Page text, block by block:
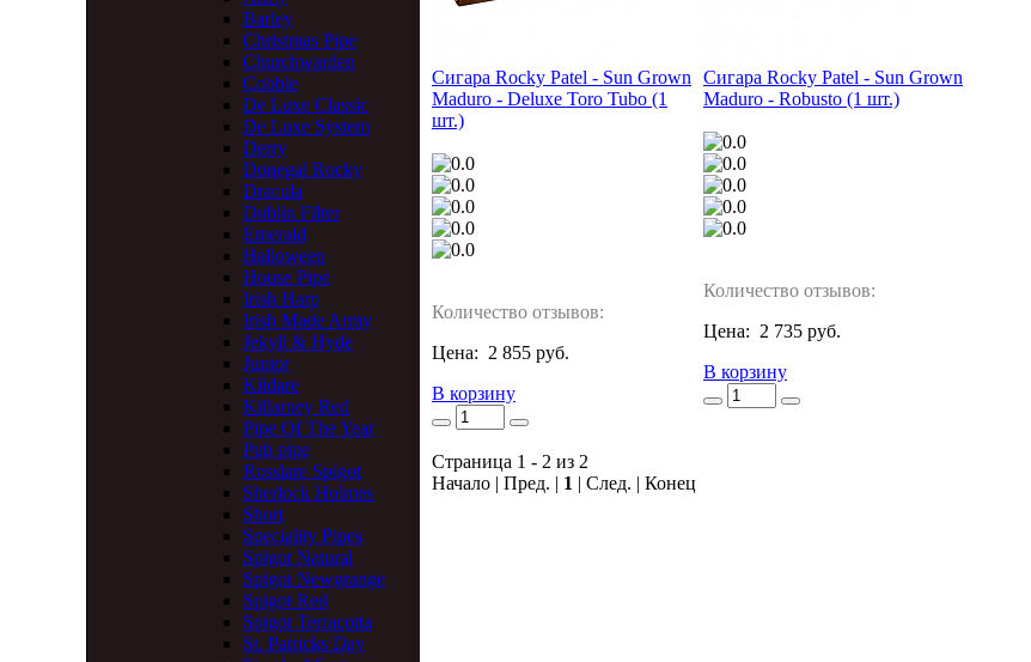
Barley
Christmas Pipe
Churchwarden
Cobble
De Luxe Classic
De Luxe System
Derry
Donegal Rocky
Dracula
Dublin Filter
Emerald
Halloween
House Pipe
Irish Harp
Irish Made Army
Jekyll & Hyde
Junior
Kildare
Killarney Red
Pipe Of The Year
Pub pipe
Rosslare Spigot
Sherlock Holmes
Short
Speciality Pipes
Spigot Natural
Spigot Newgrange
Spigot Red
Spigot Terracotta
St. Patricks Day
Сигара Rocky Patel - Sun Grown
Maduro - Deluxe Toro Tubo (1
шт.)
Количество отзывов:
Цена: 2 855 руб.
В корзину
Сигара Rocky Patel - Sun Grown
Maduro - Robusto (1 шт.)
Количество отзывов:
Цена: 2 735 руб.
В корзину
Страница 1 - 2 из 2
Начало | Пред. | 1 | След. | Конец